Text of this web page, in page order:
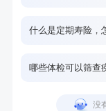
什么是定期寿险，
哪些体检可以筛查
没